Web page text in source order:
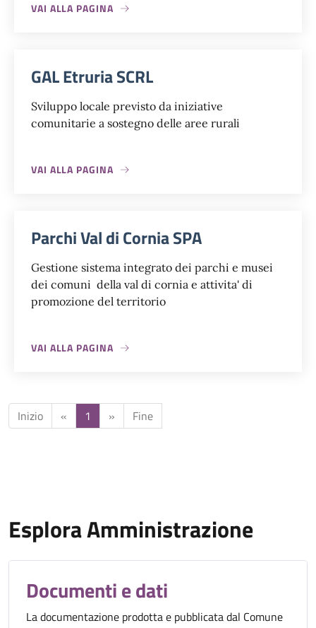
VAI ALLA PAGINA
GAL Etruria SCRL
Sviluppo locale previsto da iniziative
comunitarie a sostegno delle aree rurali
VAI ALLA PAGINA
Parchi Val di Cornia SPA
Gestione sistema integrato dei parchi e musei
dei comuni della val di cornia e attivita' di
promozione del territorio
VAI ALLA PAGINA
Inizio « 1 » Fine
Esplora Amministrazione
Documenti e dati
La documentazione prodotta e pubblicata dal Comune